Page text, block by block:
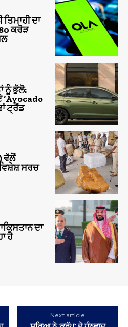
ਦਾ
ਕਰੋੜ
ਨੂੰ ਭੁੱਲੋ:
ਟ੍ਰੈਂਡ
ਵੱਲੋਂ
ਸਰਚ
ਦਾ
ਹੈ
Next article